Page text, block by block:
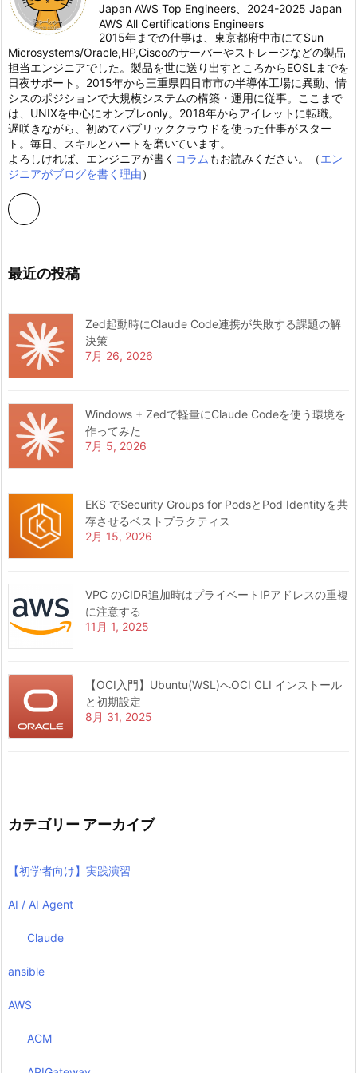
Japan AWS Top Engineers、2024-2025 Japan
AWS All Certifications Engineers
2015年までの仕事は、東京都府中市にてSun
Microsystems/Oracle,HP,Ciscoのサーバーやストレージなどの製品
担当エンジニアでした。製品を世に送り出すところからEOSLまでを
日夜サポート。2015年から三重県四日市市の半導体工場に異動、情
シスのポジションで大規模システムの構築・運用に従事。ここまで
は、UNIXを中心にオンプレonly。2018年からアイレットに転職。
遅咲きながら、初めてパブリッククラウドを使った仕事がスター
ト。毎日、スキルとハートを磨いています。
よろしければ、エンジニアが書く コラム もお読みください。（エン
ジニアがブログを書く理由）
最近の投稿
Zed起動時にClaude Code連携が失敗する課題の解
決策
7月 26, 2026
Windows + Zedで軽量にClaude Codeを使う環境を
作ってみた
7月 5, 2026
EKS でSecurity Groups for PodsとPod Identityを共
存させるベストプラクティス
2月 15, 2026
VPC のCIDR追加時はプライベートIPアドレスの重複
に注意する
11月 1, 2025
【OCI入門】Ubuntu(WSL)へOCI CLI インストール
と初期設定
8月 31, 2025
カテゴリー アーカイブ
【初学者向け】実践演習
AI / AI Agent
Claude
ansible
AWS
ACM